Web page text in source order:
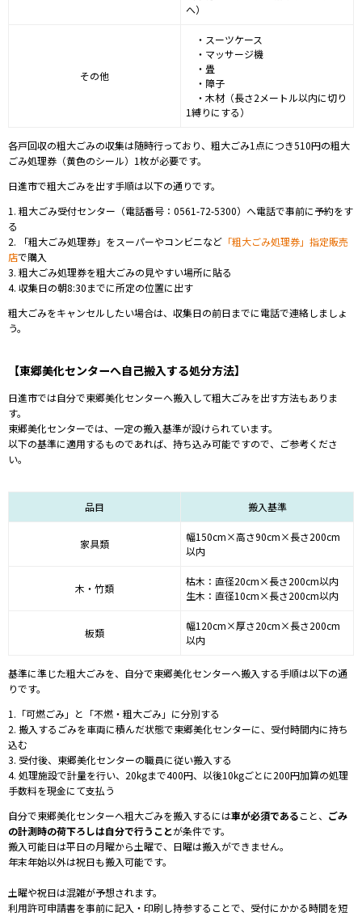
へ）
その他
・スーツケース
・マッサージ機
・畳
・障子
・木材（長さ2メートル以内に切り
1縛りにする）
各戸回収の粗大ごみの収集は随時行っており、粗大ごみ1点につき510円の粗大
ごみ処理券（黄色のシール）1枚が必要です。
日進市で粗大ごみを出す手順は以下の通りです。
1. 粗大ごみ受付センター（電話番号：0561-72-5300）へ電話で事前に予約をす
る
2. 「粗大ごみ処理券」をスーパーやコンビニなど 「粗大ごみ処理券」指定販売
店で購入
3. 粗大ごみ処理券を粗大ごみの見やすい場所に貼る
4. 収集日の朝8:30までに所定の位置に出す
粗大ごみをキャンセルしたい場合は、収集日の前日までに電話で連絡しましょ
う。
【東郷美化センターへ自己搬入する処分方法】
日進市では自分で東郷美化センターへ搬入して粗大ごみを出す方法もありま
す。
東郷美化センターでは、一定の搬入基準が設けられています。
以下の基準に適用するものであれば、持ち込み可能ですので、ご参考くださ
い。
品目 搬入基準
家具類
幅150cm×高さ90cm×長さ200cm
以内
木・竹類
枯木：直径20cm×長さ200cm以内
生木：直径10cm×長さ200cm以内
板類
幅120cm×厚さ20cm×長さ200cm
以内
基準に準じた粗大ごみを、自分で東郷美化センターへ搬入する手順は以下の通
りです。
1.「可燃ごみ」と「不燃・粗大ごみ」に分別する
2. 搬入するごみを車両に積んだ状態で東郷美化センターに、受付時間内に持ち
込む
3. 受付後、東郷美化センターの職員に従い搬入する
4. 処理施設で計量を行い、20kgまで400円、以後10kgごとに200円加算の処理
手数料を現金にて支払う
自分で東郷美化センターへ粗大ごみを搬入するには車が必須であること、 ごみ
の計測時の荷下ろしは自分で行うことが条件です。
搬入可能日は平日の月曜から土曜で、日曜は搬入ができません。
年末年始以外は祝日も搬入可能です。
土曜や祝日は混雑が予想されます。
利用許可申請書を事前に記入・印刷し持参することで、受付にかかる時間を短